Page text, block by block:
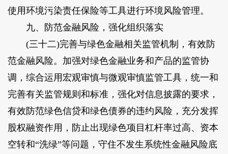
使用环境污染责任保险等工具进行环境风险管理。
九、防范金融风险，强化组织落实
(三十二)完善与绿色金融相关监管机制，有效防
范金融风险。加强对绿色金融业务和产品的监管协
调，综合运用宏观审慎与微观审慎监管工具，统一和
完善有关监管规则和标准，强化对信息披露的要求，
有效防范绿色信贷和绿色债券的违约风险，充分发挥
股权融资作用，防止出现绿色项目杠杆率过高、资本
空转和“洗绿”等问题，守住不发生系统性金融风险底